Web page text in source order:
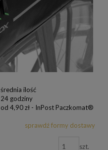
średnia ilość
24 godziny
od 4,90 zł - InPost Paczkomat®
sprawdź formy dostawy
szt.